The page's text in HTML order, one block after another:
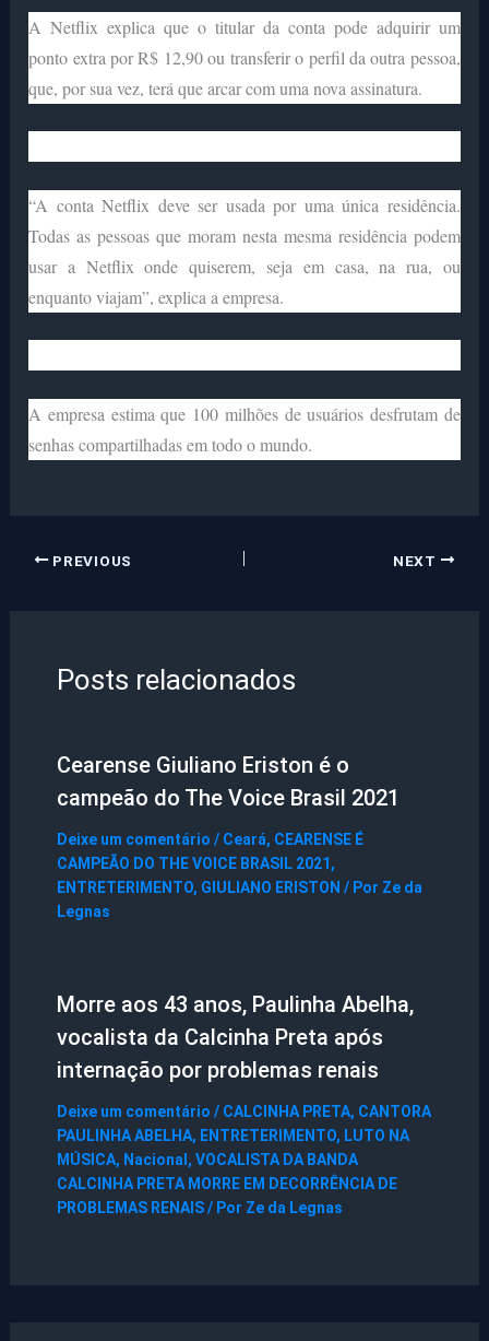
A Netflix explica que o titular da conta pode adquirir um
ponto extra por R$ 12,90 ou transferir o perfil da outra pessoa,
que, por sua vez, terá que arcar com uma nova assinatura.
“A conta Netflix deve ser usada por uma única residência.
Todas as pessoas que moram nesta mesma residência podem
usar a Netflix onde quiserem, seja em casa, na rua, ou
enquanto viajam”, explica a empresa.
A empresa estima que 100 milhões de usuários desfrutam de
senhas compartilhadas em todo o mundo.
PREVIOUS NEXT
Posts relacionados
Cearense Giuliano Eriston é o
campeão do The Voice Brasil 2021
Deixe um comentário / Ceará, CEARENSE É
CAMPEÃO DO THE VOICE BRASIL 2021 ,
ENTRETERIMENTO, GIULIANO ERISTON / Por Ze da
Legnas
Morre aos 43 anos, Paulinha Abelha,
vocalista da Calcinha Preta após
internação por problemas renais
Deixe um comentário / CALCINHA PRETA, CANTORA
PAULINHA ABELHA, ENTRETERIMENTO, LUTO NA
MÚSICA, Nacional , VOCALISTA DA BANDA
CALCINHA PRETA MORRE EM DECORRÊNCIA DE
PROBLEMAS RENAIS/ Por Ze da Legnas